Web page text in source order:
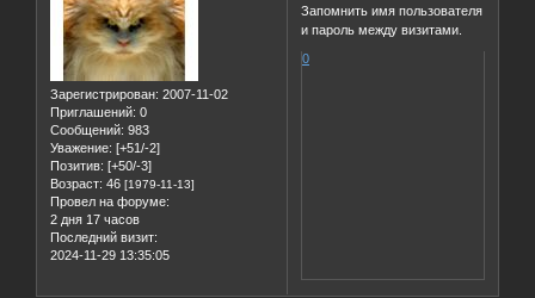
Зарегистрирован: 2007-11-02
Приглашений: 0
Сообщений: 983
Уважение: [+51/-2]
Позитив: [+50/-3]
Возраст: 46 [1979-11-13]
Провел на форуме:
2 дня 17 часов
Последний визит:
2024-11-29 13:35:05
Запомнить имя пользователя
и пароль между визитами.
0